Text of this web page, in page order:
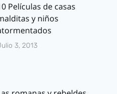
Películas de casas
y niños
3, 2013